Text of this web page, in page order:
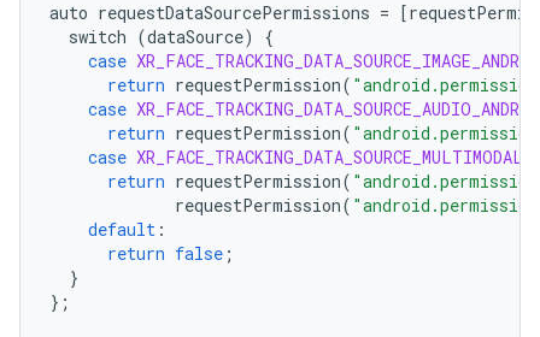
auto requestDataSourcePermissions = [
switch (dataSource)
{
case
return requestPermission(
case
return requestPermission(
case
return requestPermission(
requestPermission(
default :
return false ;
}
} ;